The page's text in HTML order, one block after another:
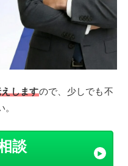
しますので、少しでも不
談